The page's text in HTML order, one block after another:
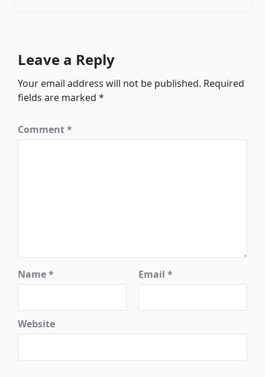
Leave a Reply
Your email address will not be published. Required
fields are marked*
Comment*
Name* Email *
Website